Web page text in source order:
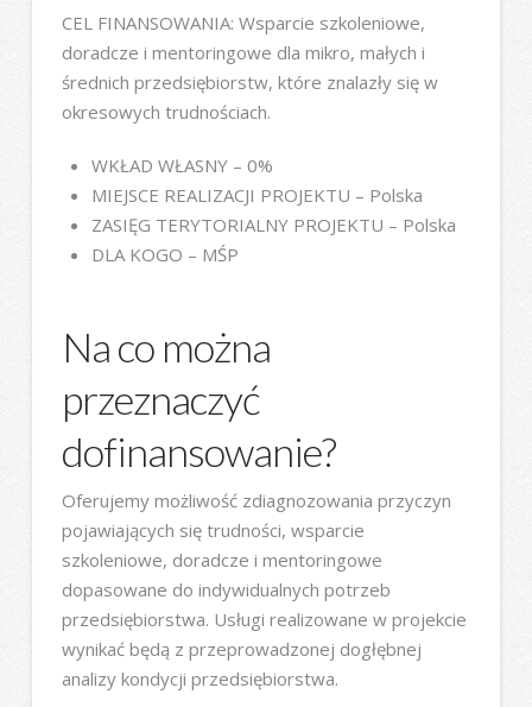
CEL FINANSOWANIA: Wsparcie szkoleniowe,
doradcze i mentoringowe dla mikro, małych i
średnich przedsiębiorstw, które znalazły się w
okresowych trudnościach.
WKŁAD WŁASNY – 0%
MIEJSCE REALIZACJI PROJEKTU – Polska
ZASIĘG TERYTORIALNY PROJEKTU – Polska
DLA KOGO – MŚP
Na co można
przeznaczyć
dofinansowanie?
Oferujemy możliwość zdiagnozowania przyczyn
pojawiających się trudności, wsparcie
szkoleniowe, doradcze i mentoringowe
dopasowane do indywidualnych potrzeb
przedsiębiorstwa. Usługi realizowane w projekcie
wynikać będą z przeprowadzonej dogłębnej
analizy kondycji przedsiębiorstwa.